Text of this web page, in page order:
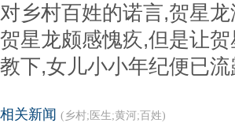
对乡村百姓的诺言,贺星
贺星龙颇感愧疚,但是让
教下,女儿小小年纪便已
相关新闻 (乡村;医生;黄河;百姓)